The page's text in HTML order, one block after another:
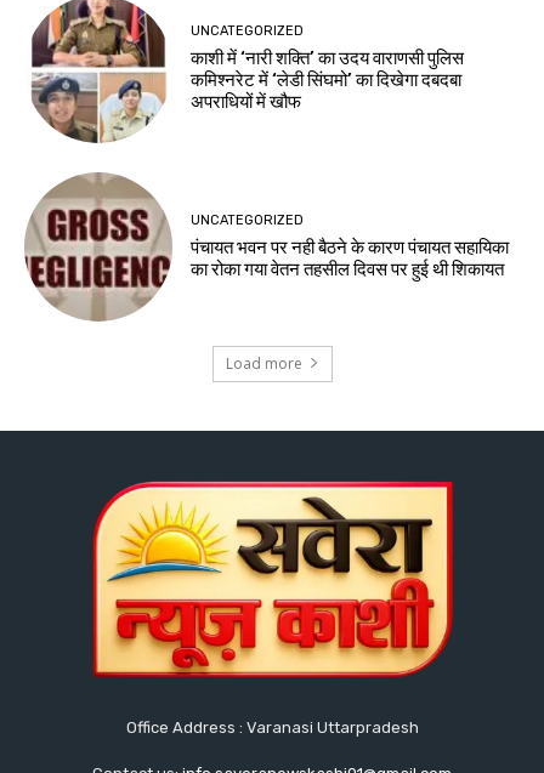
UNCATEGORIZED
काशी में ‘नारी शक्ति’ का उदय वाराणसी पुलिस
कमिश्नरेट में ‘लेडी सिंघमो’ का दिखेगा दबदबा
अपराधियों में खौफ
UNCATEGORIZED
पंचायत भवन पर नही बैठने के कारण पंचायत सहायिका
का रोका गया वेतन तहसील दिवस पर हुई थी शिकायत
Load more
Office Address : Varanasi Uttarpradesh